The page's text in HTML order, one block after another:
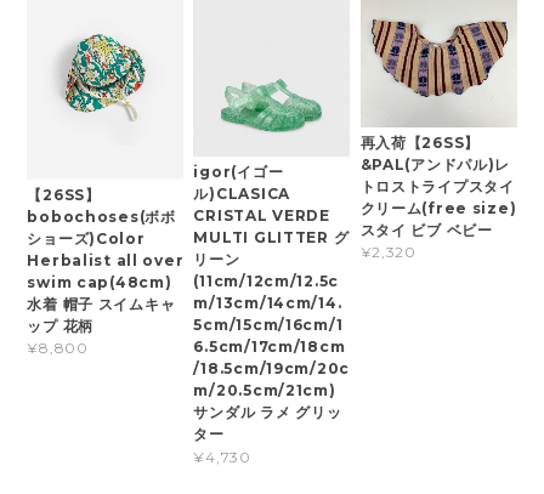
【26SS】
bobochoses(ボボ
ショーズ)Color
Herbalist all over
swim cap(48cm)
水着 帽子 スイムキャ
ップ 花柄
¥8,800
igor(イゴー
ル)CLASICA
CRISTAL VERDE
MULTI GLITTER グ
リーン
(11cm/12cm/12.5c
m/13cm/14cm/14.
5cm/15cm/16cm/1
6.5cm/17cm/18cm
/18.5cm/19cm/20c
m/20.5cm/21cm)
サンダル ラメ グリッ
ター
¥4,730
再入荷【26SS】
&PAL(アンドパル)レ
トロストライプスタイ
クリーム(free size)
スタイ ビブ ベビー
¥2,320